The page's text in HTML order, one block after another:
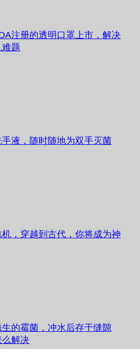
注册的透明口罩上市，解决
题
液，随时随地为双手灭菌
，穿越到古代，你将成为神
的霉菌，冲水后存于缝隙
解决